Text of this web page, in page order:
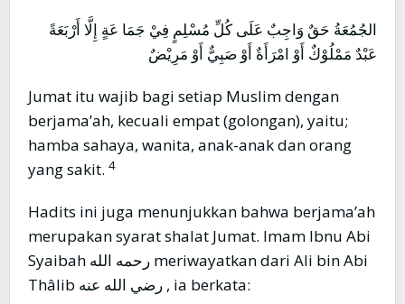
الجُمُعَةُ حَقٌ وَاجِبٌ عَلَى كُلِّ مُسْلِمٍ فِيْ جَمَا عَةٍ إِلَّا أَرْبَعَةً
عَبْدٌ مَمْلُوْكٌ أَوْ امْرَأَةٌ أَوْ صَبِيٌّ أَوْ مَرِيْضٌ
Jumat itu wajib bagi setiap Muslim dengan
berjama’ah, kecuali empat (golongan), yaitu;
hamba sahaya, wanita, anak-anak dan orang
yang sakit. 4
Hadits ini juga menunjukkan bahwa berjama’ah
merupakan syarat shalat Jumat. Imam Ibnu Abi
Syaibah رحمه الله meriwayatkan dari Ali bin Abi
Thâlib رضي الله عنه , ia berkata: